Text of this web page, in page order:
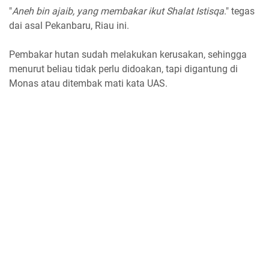
"Aneh bin ajaib, yang membakar ikut Shalat Istisqa." tegas
dai asal Pekanbaru, Riau ini.
Pembakar hutan sudah melakukan kerusakan, sehingga
menurut beliau tidak perlu didoakan, tapi digantung di
Monas atau ditembak mati kata UAS.